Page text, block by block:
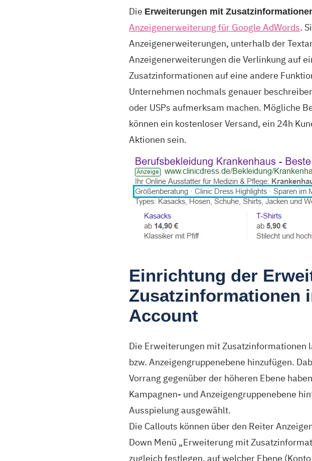
Die Erweiterungen mit
Anzeigenerweiterung für Google AdWords.
Anzeigenerweiterungen, unterhalb der
Anzeigenerweiterungen die Verlinkung auf
Zusatzinformationen auf eine andere
Unternehmen nochmals genauer
oder USPs aufmerksam machen. Mögliche
können ein kostenloser Versand, ein 24h
Aktionen sein.
Einrichtung der
Zusatzinformationen
Account
Die Erweiterungen mit Zusatzinformationen
bzw. Anzeigengruppenebene hinzufügen.
Vorrang gegenüber der höheren Ebene
Kampagnen- und Anzeigengruppenebene
Ausspielung ausgewählt.
Die Callouts können über den Reiter
Down Menü „Erweiterung mit
zugleich festlegen, auf welcher Ebene